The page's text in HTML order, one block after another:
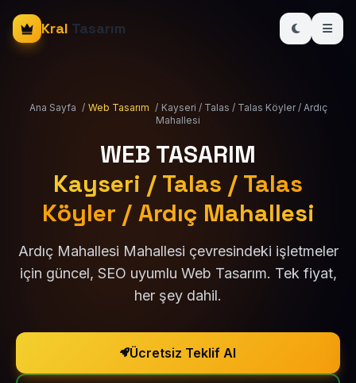
Kral Tasarım
Ana Sayfa / Web Tasarım / Kayseri / Talas / Talas Köyler / Ardıç
Mahallesi
WEB TASARIM
Kayseri / Talas / Talas
Köyler / Ardıç Mahallesi
Ardıç Mahallesi Mahallesi çevresindeki işletmeler
için güncel, SEO uyumlu Web Tasarım. Tek fiyat,
her şey dahil.
Ücretsiz Teklif Al